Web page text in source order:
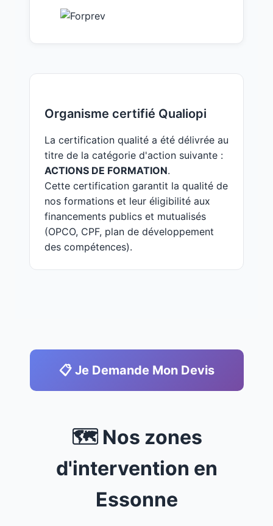
Organisme certifié Qualiopi
La certification qualité a été délivrée au
titre de la catégorie d'action suivante :
ACTIONS DE FORMATION.
Cette certification garantit la qualité de
nos formations et leur éligibilité aux
financements publics et mutualisés
(OPCO, CPF, plan de développement
des compétences).
📋 Je Demande Mon Devis
🗺️ Nos zones
d'intervention en
Essonne